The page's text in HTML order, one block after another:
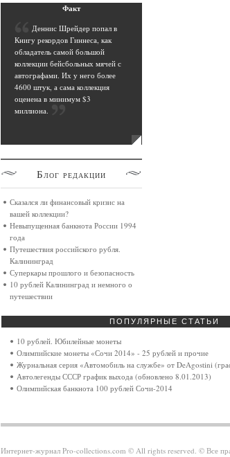
Факт
Деннис Шрейдер попал в
Книгу рекордов Гиннеса, как
обладатель самой большой
коллекции бейсбольных мячей с
автографами. Их у него более
4600 штук, а сама коллекция
оценена в минимум $3
миллиона.
Блог редакции
Сказался ли финансовый кризис на
вашей коллекции?
Невыпущенная банкнота России 1994
года
Путешествия российского рубля.
Калининград
Суперкары прошлого и безопасность
10 рублей Калининград и немного о
путешествии
ПОПУЛЯРНЫЕ СТАТЬИ
10 рублей. Юбилейные монеты
Олимпийские монеты «Сочи 2014» - 25 рублей и прочие
Журнальная серия «Автомобиль на службе» от DeAgostini
Автолегенды СССР график выхода (обновлено 8.01.2013)
Олимпийская банкнота 100 рублей Сочи-2014
Интернет-журнал Pro-collections.com © All rights reserved. © Все